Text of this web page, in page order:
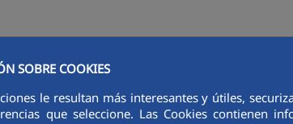
SOBRE COOKIES
le resultan más interesantes y útiles,
que seleccione. Las Cookies contienen
ÉTICA E INTEGRIDAD COMUNICACIÓN